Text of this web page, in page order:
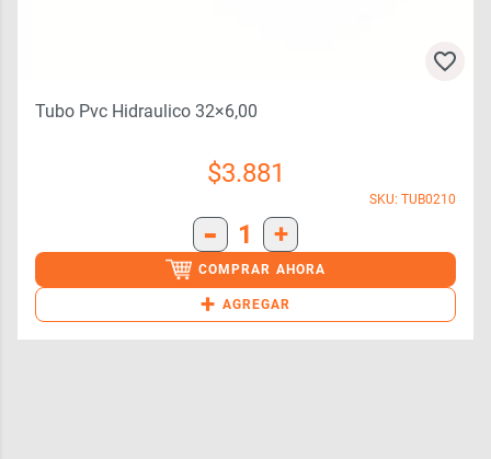
Tubo Pvc Hidraulico 32×6,00
$3.881
SKU: TUB0210
- 1 +
COMPRAR AHORA
+ AGREGAR